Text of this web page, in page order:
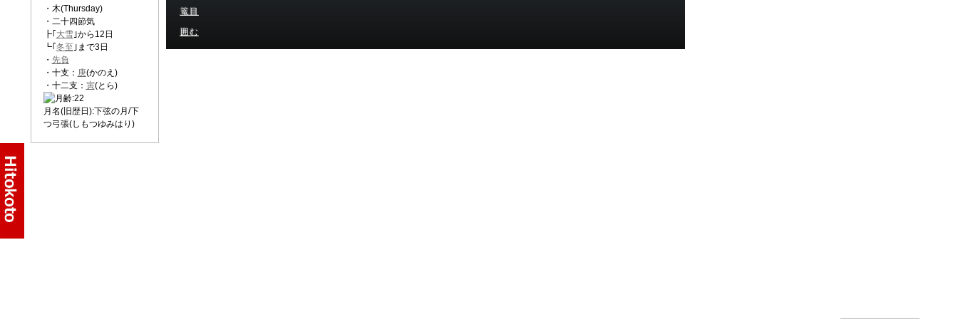
・木(Thursday)
・二十四節気
┣｢ 大雪｣から12日
┗｢ 冬至 ｣まで3日
・ 先負
・十支： 庚(かのえ)
・十二支： 寅(とら)
月名(旧歴日):下弦の月/下
つ弓張(しもつゆみはり)
篭目
囲む